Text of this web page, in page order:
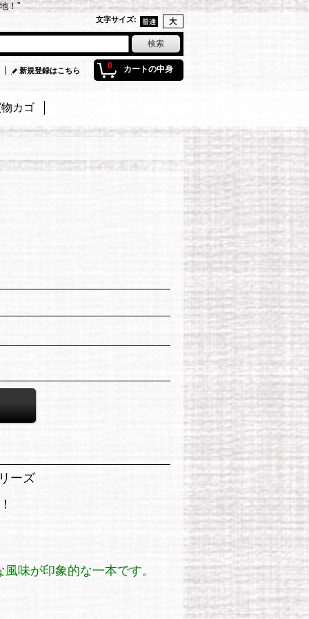
！”
文字サイズ:
0 カートの中身
新規登録はこちら
カゴ
ーズ
味が印象的な一本です。